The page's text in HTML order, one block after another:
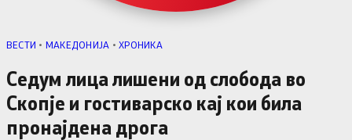
ВЕСТИ • МАКЕДОНИЈА •ХРОНИКА
Седум лица лишени од слобода во
Скопје и гостиварско кај кои била
пронајдена дрога